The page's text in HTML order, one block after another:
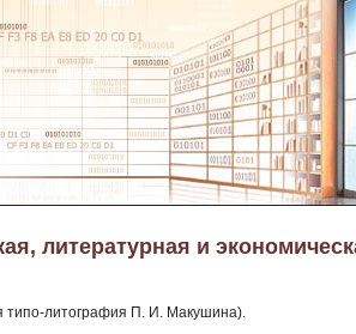
литературная и
литография П. И. Макушина).